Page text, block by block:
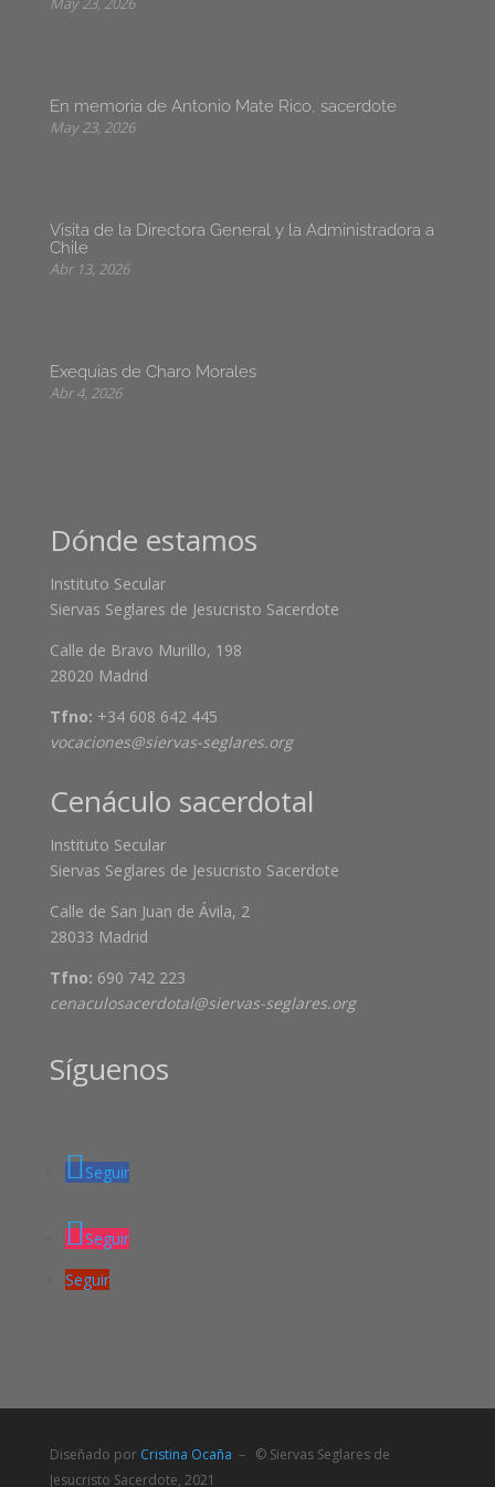
En memoria de Antonio Mate Rico, sacerdote
May 23, 2026
Visita de la Directora General y la Administradora a
Chile
Abr 13, 2026
Exequias de Charo Morales
Abr 4, 2026
Dónde estamos
Instituto Secular
Siervas Seglares de Jesucristo Sacerdote
Calle de Bravo Murillo, 198
28020 Madrid
Tfno: +34 608 642 445
vocaciones@siervas-seglares.org
Cenáculo sacerdotal
Instituto Secular
Siervas Seglares de Jesucristo Sacerdote
Calle de San Juan de Ávila, 2
28033 Madrid
Tfno: 690 742 223
cenaculosacerdotal@siervas-seglares.org
Síguenos
Seguir
Seguir
Seguir
Diseñado por Cristina Ocaña – © Siervas Seglares de
Jesucristo Sacerdote, 2021